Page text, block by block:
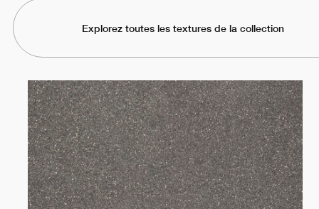
Explorez toutes les textures de la collection